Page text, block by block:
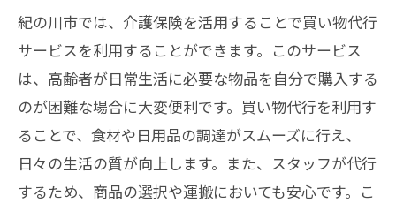
紀の川市では、介護保険を活用することで買い物代行
サービスを利用することができます。このサービス
は、高齢者が日常生活に必要な物品を自分で購入する
のが困難な場合に大変便利です。買い物代行を利用す
ることで、食材や日用品の調達がスムーズに行え、
日々の生活の質が向上します。また、スタッフが代行
するため、商品の選択や運搬においても安心です。こ